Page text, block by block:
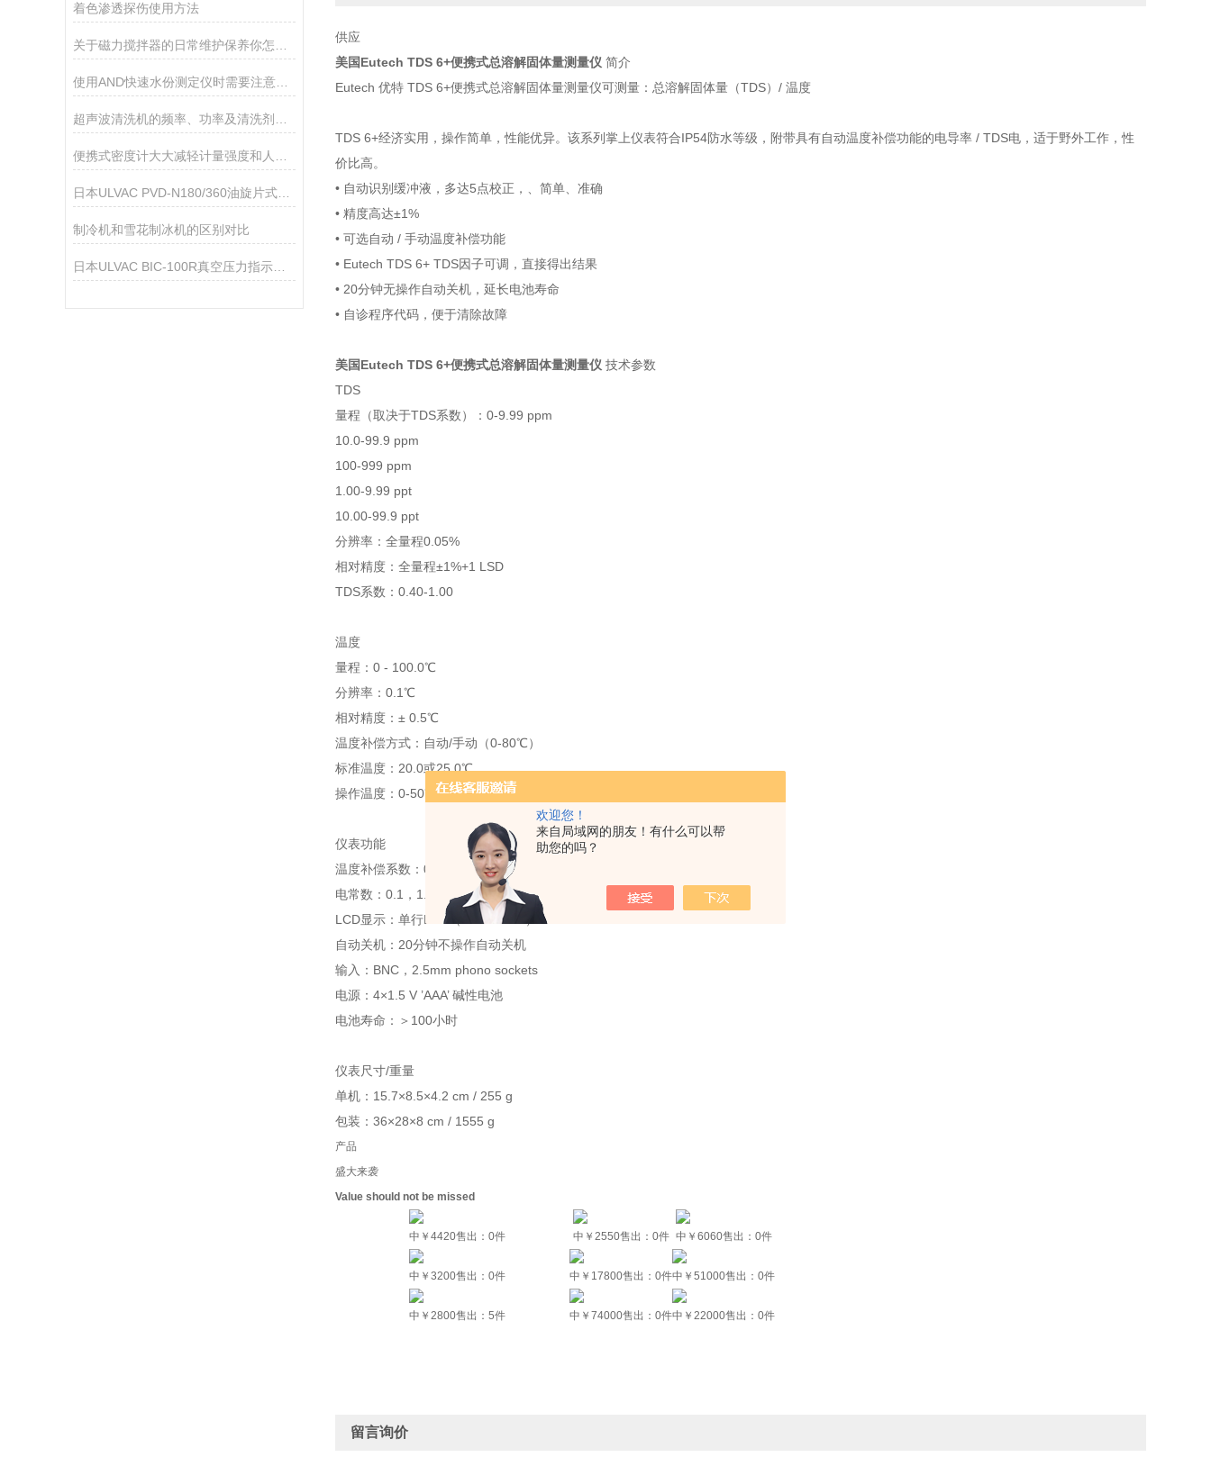
欢迎您！
来自局域网的朋友！有什么可以帮
助您的吗？
着色渗透探伤使用方法
使用AND快速水份测定仪时需要注意的事项
日本ULVAC PVD-N180/360油旋片式真空泵技术参数
制冷机和雪花制冰机的区别对比
日本ULVAC BIC-100R真空压力指示器技术参数
供应
美国Eutech TDS 6+便携式总溶解固体量测量仪 简介
Eutech 优特 TDS 6+便携式总溶解固体量测量仪可测量：总溶解固体量（TDS）/ 温度
TDS 6+经济实用，操作简单，性能优异。该系列掌上仪表符合IP54防水等级，附带具有自动温度补偿功能的电导率 / TDS电，适于野外工作，性
价比高。
• 自动识别缓冲液，多达5点校正，、简单、准确
• 精度高达±1%
• 可选自动 / 手动温度补偿功能
• Eutech TDS 6+ TDS因子可调，直接得出结果
• 20分钟无操作自动关机，延长电池寿命
• 自诊程序代码，便于清除故障
美国Eutech TDS 6+便携式总溶解固体量测量仪 技术参数
TDS
量程（取决于TDS系数）：0-9.99 ppm
10.0-99.9 ppm
100-999 ppm
1.00-9.99 ppt
10.00-99.9 ppt
分辨率：全量程0.05%
相对精度：全量程±1%+1 LSD
TDS系数：0.40-1.00
温度
量程：0 - 100.0℃
分辨率：0.1℃
相对精度：± 0.5℃
温度补偿方式：自动/手动（0-80℃）
标准温度：20.0或25.0℃
操作温度：0-50℃
仪表功能
温度补偿系数：0.0 - 3.0%
电常数：0.1，1.0，10.0
LCD显示：单行LCD（4.5×2.3 cm）
自动关机：20分钟不操作自动关机
输入：BNC，2.5mm phono sockets
电源：4×1.5 V ’AAA’ 碱性电池
电池寿命：＞100小时
仪表尺寸/重量
单机：15.7×8.5×4.2 cm / 255 g
包装：36×28×8 cm / 1555 g
产品
盛大来袭
Value should not be missed
中 ￥4420售出：0件 中 ￥2550售出：0件 中 ￥6060售出：0件
中 ￥3200售出：0件 中 ￥17800售出：0件中 ￥51000售出：0件
中 ￥2800售出：5件 中 ￥74000售出：0件中 ￥22000售出：0件
留言询价